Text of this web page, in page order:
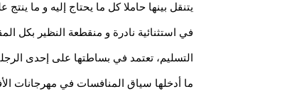
يتنقل بينها حاملا كل ما يحتاج إليه و ما
في استثنائية نادرة و منقطعة النظير بكل
التسليم، تعتمد في بساطتها على إحدى
ما أدخلها سياق المنافسات في مهرجانات